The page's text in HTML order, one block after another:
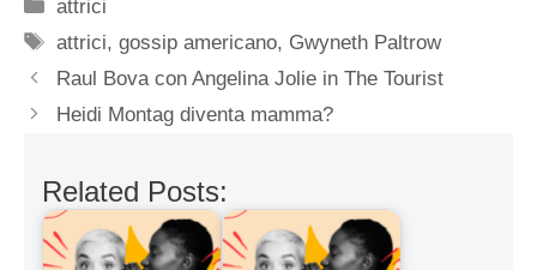
attrici
Tag
attrici,gossip americano, Gwyneth Paltrow
Raul Bova con Angelina Jolie in The Tourist
Heidi Montag diventa mamma?
Related Posts: